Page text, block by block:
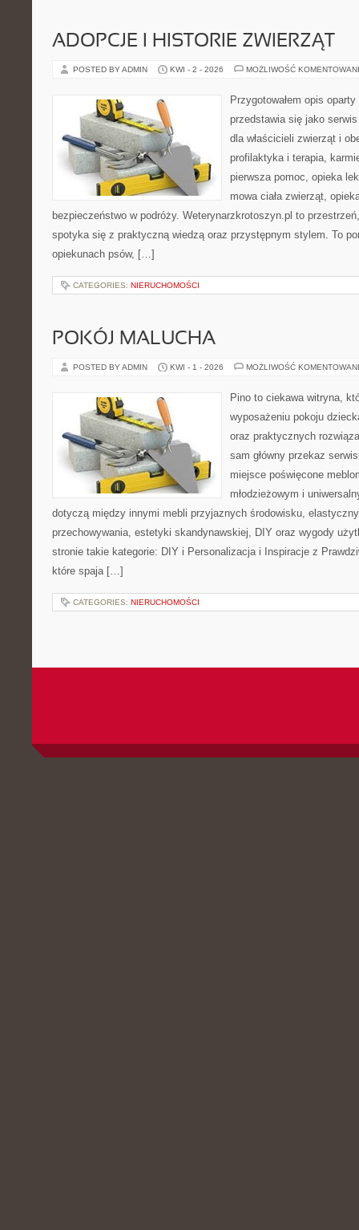
ADOPCJE I HISTORIE ZWIERZĄT
POSTED BY ADMIN KWI - 2 - 2026 MOŻLIWOŚĆ
Przygotowałem opis
przedstawia się jako
dla właścicieli zwierząt i
profilaktyka i terapia,
pierwsza pomoc, opieka
mowa ciała zwierząt,
bezpieczeństwo w podróży. Weterynarzkrotoszyn.pl to
spotyka się z praktyczną wiedzą oraz przystępnym stylem. To
opiekunach psów, […]
CATEGORIES: NIERUCHOMOŚCI
POKÓJ MALUCHA
POSTED BY ADMIN KWI - 1 - 2026 MOŻLIWOŚĆ
Pino to ciekawa witryna,
wyposażeniu pokoju
oraz praktycznych
sam główny przekaz
miejsce poświęcone
młodzieżowym i
dotyczą między innymi mebli przyjaznych środowisku,
przechowywania, estetyki skandynawskiej, DIY oraz wygody
stronie takie kategorie: DIY i Personalizacja i Inspiracje z
które spaja […]
CATEGORIES: NIERUCHOMOŚCI